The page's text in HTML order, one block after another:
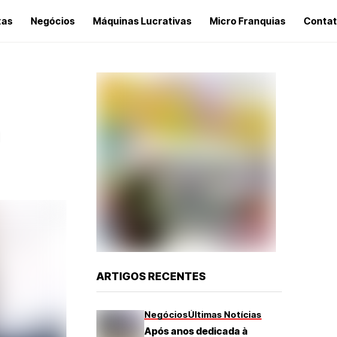
Negócios Máquinas Lucrativas Micro Franquias
ARTIGOS RECENTES
NegóciosÚltimas Notícias
Após anos dedicada à